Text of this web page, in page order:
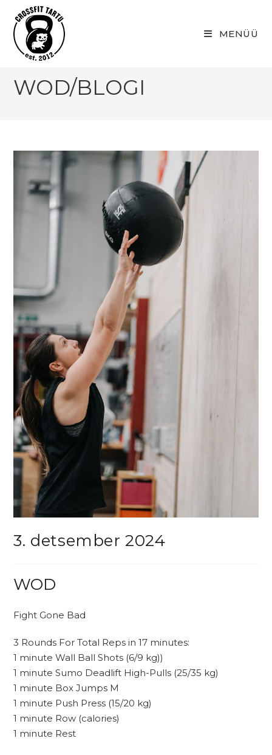
content
MENÜÜ
WOD/BLOGI
3. detsember 2024
WOD
Fight Gone Bad
3 Rounds For Total Reps in 17 minutes:
1 minute Wall Ball Shots (6/9 kg))
1 minute Sumo Deadlift High-Pulls (25/35 kg)
1 minute Box Jumps M
1 minute Push Press (15/20 kg)
1 minute Row (calories)
1 minute Rest